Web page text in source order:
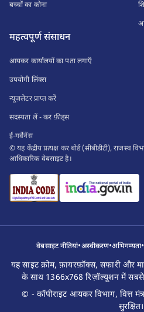
बच्चों का कोना
महत्वपूर्ण संसाधन
आयकर कार्यालयों का पता लगाएँ
उपयोगी लिंक्स
न्यूज़लेटर प्राप्त करें
सदस्यता लें - कर फ़ीड्स
ई-गर्वेनेंस
© यह केंद्रीय प्रत्यक्ष कर बोर्ड (सीबीडीटी), राजस्व
आधिकारिक वेबसाइट है।
वेबसाइट नीतियां•अस्वीकरण•अभिगम्यता•
यह साइट क्रोम, फ़ायरफ़ॉक्स, सफारी और
के साथ 1366x768 रिज़ॉल्यूशन में
© - कॉपीराइट आयकर विभाग, वित्त
सुरक्षित।